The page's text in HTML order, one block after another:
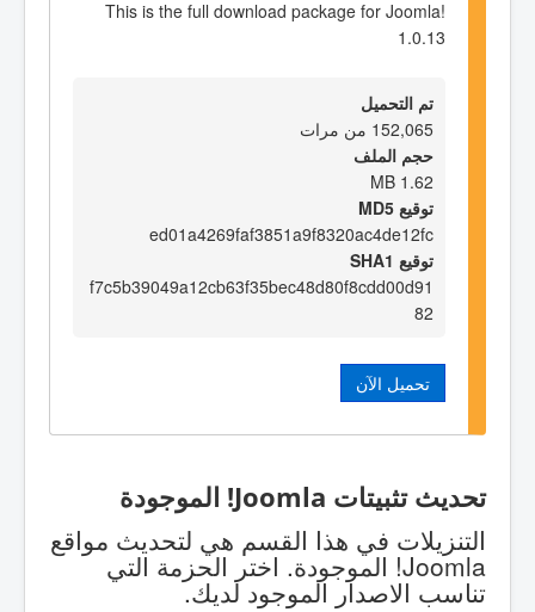
This is the full download package for Joomla!
1.0.13
تم التحميل
152,065 من مرات
حجم الملف
1.62 MB
توقيع MD5
ed01a4269faf3851a9f8320ac4de12fc
توقيع SHA1
f7c5b39049a12cb63f35bec48d80f8cdd00d91
82
تحميل الآن
تحديث تثبيتات Joomla! الموجودة
التنزيلات في هذا القسم هي لتحديث مواقع
Joomla! الموجودة. اختر الحزمة التي
تناسب الاصدار الموجود لديك.